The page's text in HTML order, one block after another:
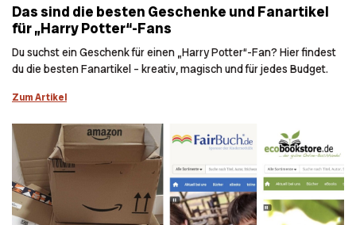
Das sind die besten Geschenke und Fanartikel
für „Harry Potter“-Fans
Du suchst ein Geschenk für einen „Harry Potter“-Fan? Hier findest
du die besten Fanartikel – kreativ, magisch und für jedes Budget.
Zum Artikel